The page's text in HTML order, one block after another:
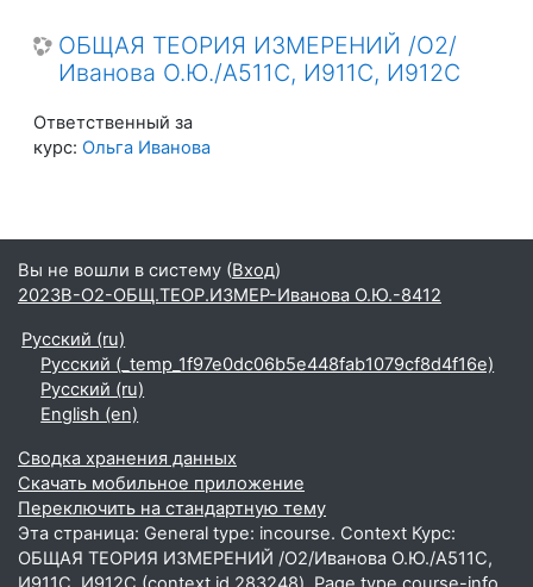
ОБЩАЯ ТЕОРИЯ ИЗМЕРЕНИЙ /О2/
Иванова О.Ю./А511С, И911С, И912С
Ответственный за
курс: Ольга Иванова
Вы не вошли в систему (Вход)
2023В-О2-ОБЩ.ТЕОР.ИЗМЕР-Иванова О.Ю.-8412
Русский ‎(ru)‎
Русский ‎(_temp_1f97e0dc06b5e448fab1079cf8d4f16e)‎
Русский ‎(ru)‎
English ‎(en)‎
Сводка хранения данных
Скачать мобильное приложение
Переключить на стандартную тему
Эта страница: General type: incourse. Context Курс:
ОБЩАЯ ТЕОРИЯ ИЗМЕРЕНИЙ /О2/Иванова О.Ю./А511С,